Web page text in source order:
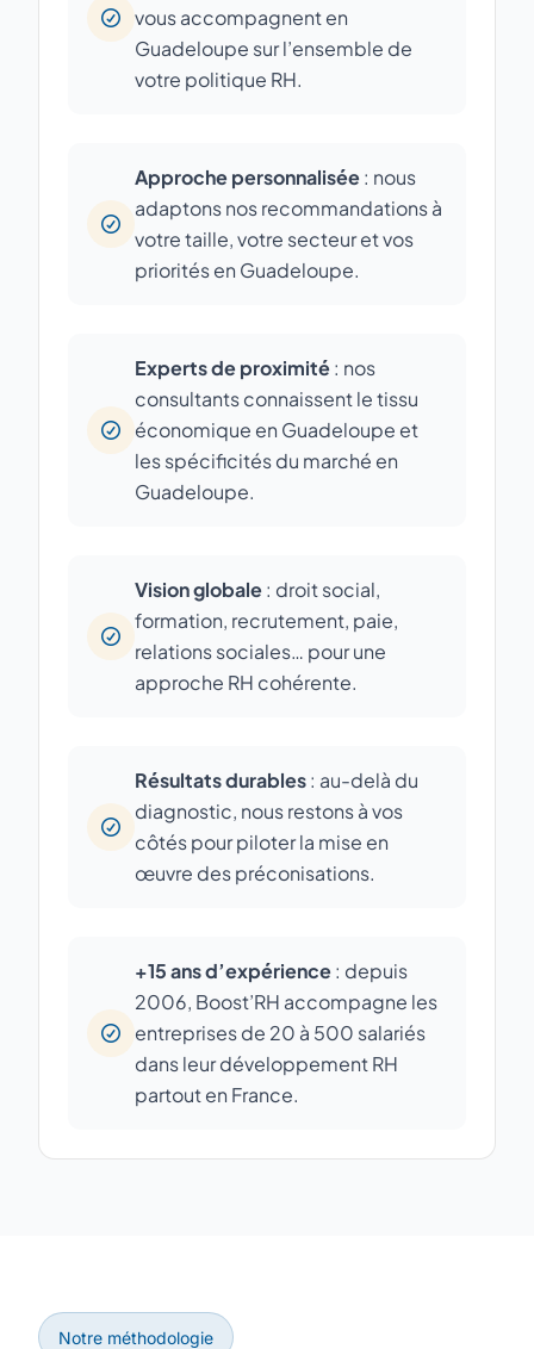
vous accompagnent en
Guadeloupe sur l’ensemble de
votre politique RH.
Approche personnalisée: nous
adaptons nos recommandations à
votre taille, votre secteur et vos
priorités en Guadeloupe.
Experts de proximité: nos
consultants connaissent le tissu
économique en Guadeloupe et
les spécificités du marché en
Guadeloupe.
Vision globale: droit social,
formation, recrutement, paie,
relations sociales… pour une
approche RH cohérente.
Résultats durables: au-delà du
diagnostic, nous restons à vos
côtés pour piloter la mise en
œuvre des préconisations.
+15 ans d’expérience: depuis
2006, Boost’RH accompagne les
entreprises de 20 à 500 salariés
dans leur développement RH
partout en France.
Notre méthodologie